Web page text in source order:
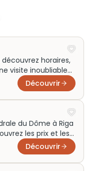
horaires,
visite inoubliable
Découvrir
du Dôme à Riga
les prix et les
Découvrir